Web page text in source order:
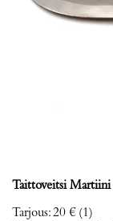
Taittoveitsi
Tarjous:20 € (1)